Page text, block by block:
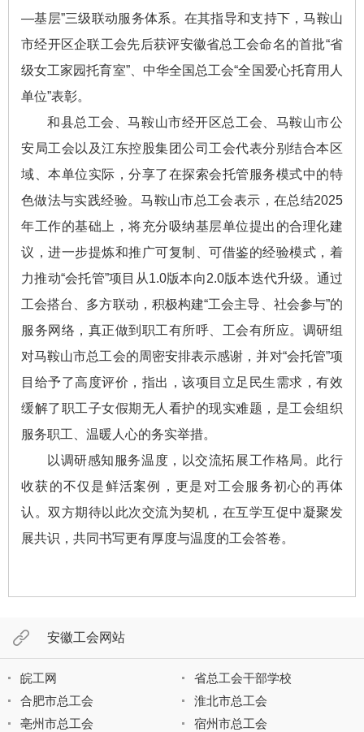
—基层”三级联动服务体系。在其指导和支持下，马鞍山
市经开区企联工会先后获评安徽省总工会命名的首批“省
级女工家园托育室”、中华全国总工会“全国爱心托育用人
单位”表彰。
和县总工会、马鞍山市经开区总工会、马鞍山市公
安局工会以及江东控股集团公司工会代表分别结合本区
域、本单位实际，分享了在探索会托管服务模式中的特
色做法与实践经验。马鞍山市总工会表示，在总结2025
年工作的基础上，将充分吸纳基层单位提出的合理化建
议，进一步提炼和推广可复制、可借鉴的经验模式，着
力推动“会托管”项目从1.0版本向2.0版本迭代升级。通过
工会搭台、多方联动，积极构建“工会主导、社会参与”的
服务网络，真正做到职工有所呼、工会有所应。调研组
对马鞍山市总工会的周密安排表示感谢，并对“会托管”项
目给予了高度评价，指出，该项目立足民生需求，有效
缓解了职工子女假期无人看护的现实难题，是工会组织
服务职工、温暖人心的务实举措。
以调研感知服务温度，以交流拓展工作格局。此行
收获的不仅是鲜活案例，更是对工会服务初心的再体
认。双方期待以此次交流为契机，在互学互促中凝聚发
展共识，共同书写更有厚度与温度的工会答卷。
安徽工会网站
皖工网
省总工会干部学校
合肥市总工会
淮北市总工会
亳州市总工会
宿州市总工会